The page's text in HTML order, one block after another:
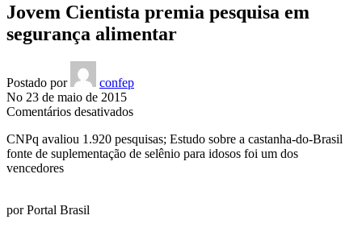
Jovem Cientista premia pesquisa em
segurança alimentar
Postado por
confep
No 23 de maio de 2015
Comentários desativadosem
Cientista
premia
CNPq avaliou 1.920 pesquisas; Estudo sobre a castanha-do-Brasil
fonte de suplementação de selênio para idosos foi um dos
vencedores
porPortal Brasil